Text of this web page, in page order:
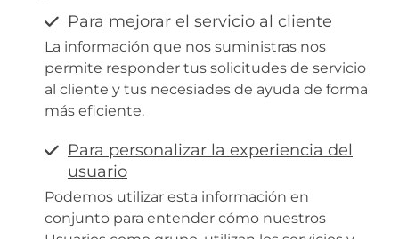
Para mejorar el servicio al cliente
La información que nos suministras nos
permite responder tus solicitudes de servicio
al cliente y tus necesiades de ayuda de forma
más eficiente.
Para personalizar la experiencia del
usuario
Podemos utilizar esta información en
conjunto para entender cómo nuestros